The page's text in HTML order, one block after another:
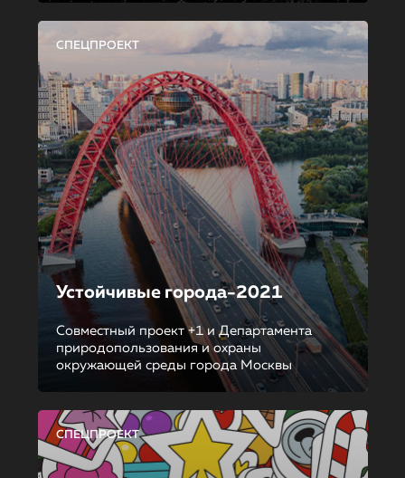
СПЕЦПРОЕКТ
Устойчивые города-2021
Совместный проект +1 и Департамента
природопользования и охраны
окружающей среды города Москвы
СПЕЦПРОЕКТ